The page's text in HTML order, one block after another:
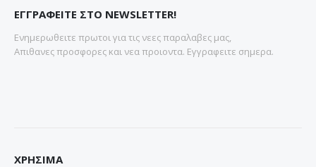
ΕΓΓΡΑΦΕΙΤΕ ΣΤΟ NEWSLETTER!
Ενημερωθειτε πρωτοι για τις νεες παραλαβες μας,
Απιθανες προσφορες και νεα προιοντα. Εγγραφειτε σημερα.
ΧΡΗΣΙΜΑ